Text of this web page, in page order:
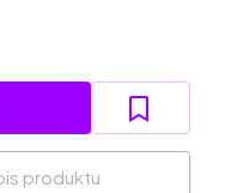
produktu